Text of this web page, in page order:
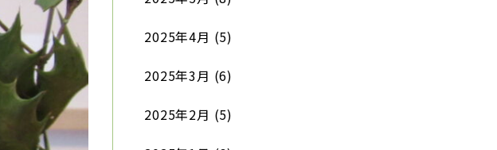
2025年4月 (5)
2025年3月 (6)
2025年2月 (5)